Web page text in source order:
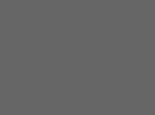
Twoje dane możemy